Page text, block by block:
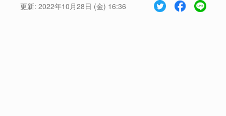
更新: 2022年10月28日 (金) 16:36